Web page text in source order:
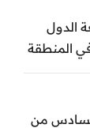
الدول
في المنطقة
من